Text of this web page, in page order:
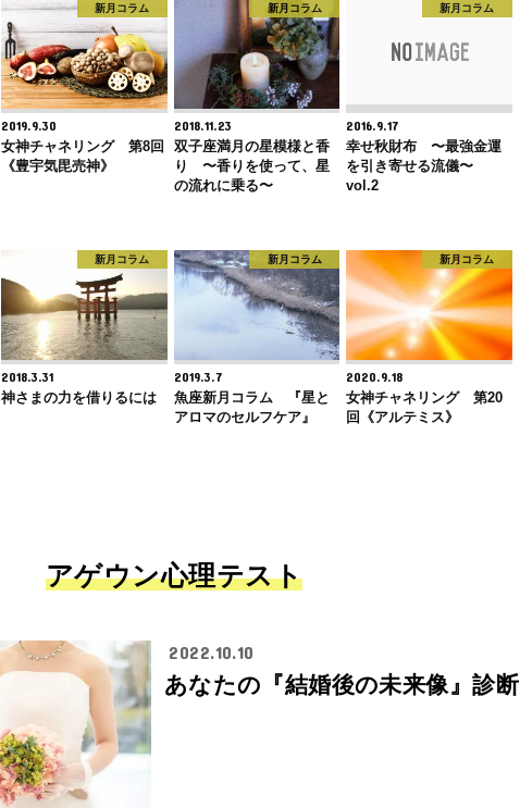
新月コラム
2019.9.30
女神チャネリング 第8回
《豊宇気毘売神》
新月コラム
2018.11.23
双子座満月の星模様と香
り 〜香りを使って、星
の流れに乗る〜
新月コラム
2016.9.17
幸せ秋財布 〜最強金運
を引き寄せる流儀〜
vol.2
新月コラム
2018.3.31
神さまの力を借りるには
新月コラム
2019.3.7
魚座新月コラム 『星と
アロマのセルフケア』
新月コラム
2020.9.18
女神チャネリング 第20
回《アルテミス》
アゲウン心理テスト
2022.10.10
あなたの『結婚後の未来像』診断